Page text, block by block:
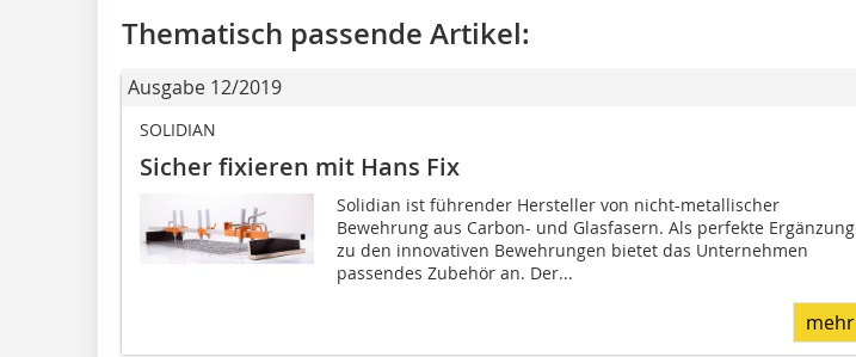
Thematisch passende Artikel:
Ausgabe 12/2019
SOLIDIAN
Sicher fixieren mit Hans Fix
Solidian ist führender Hersteller von nicht-metallischer
Bewehrung aus Carbon- und Glasfasern. Als perfekte Ergänzung
zu den innovativen Bewehrungen bietet das Unternehmen
passendes Zubehör an. Der...
mehr